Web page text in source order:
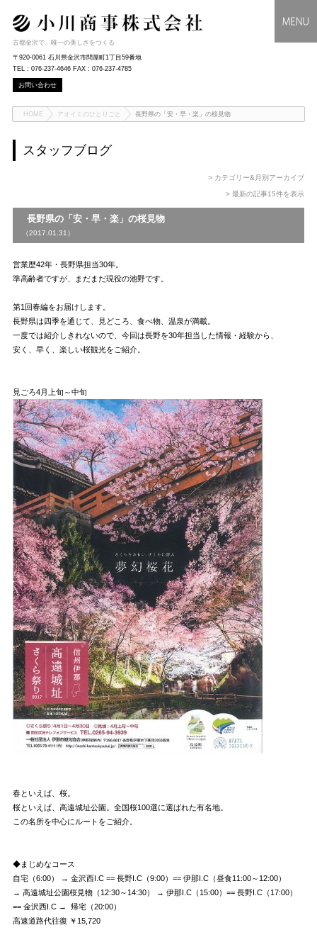
古都金沢で、唯一の美しさをつくる
〒920-0061 石川県金沢市問屋町1丁目59番地
TEL : 076-237-4646 FAX : 076-237-4785
お問い合わせ
HOME アオイミのひとりごと 長野県の「安・早・楽」の桜見物
スタッフブログ
> カテゴリー&月別アーカイブ
> 最新の記事15件を表示
長野県の「安・早・楽」の桜見物
（2017.01.31）
営業歴42年・長野県担当30年。
準高齢者ですが、まだまだ現役の池野です。
第1回春編をお届けします。
長野県は四季を通じて、見どころ、食べ物、温泉が満載。
一度では紹介しきれないので、今回は長野を30年担当した情報・経験から、
安く、早く、楽しい桜観光をご紹介。
見ごろ4月上旬～中旬
春といえば、桜。
桜といえば、高遠城址公園。全国桜100選に選ばれた有名地。
この名所を中心にルートをご紹介。
◆まじめなコース
自宅（6:00） → 金沢西I.C == 長野I.C（9:00）== 伊那I.C（昼食11:00～12:00）
→ 高遠城址公園桜見物（12:30～14:30） → 伊那I.C（15:00）== 長野I.C（17:00）
== 金沢西I.C → 帰宅（20:00）
高速道路代往復 ￥15,720